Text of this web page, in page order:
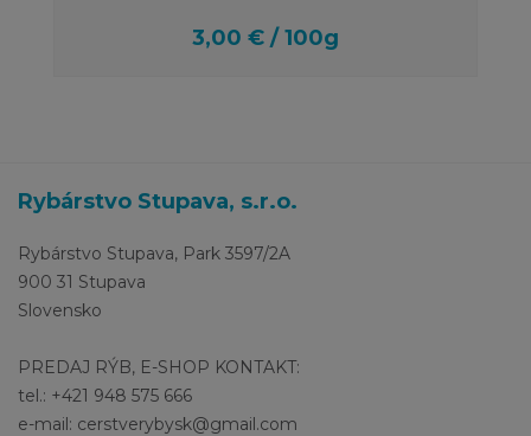
3,00 € / 100g
Rybárstvo Stupava, s.r.o.
Rybárstvo Stupava, Park 3597/2A
900 31 Stupava
Slovensko
PREDAJ RÝB, E-SHOP KONTAKT:
tel.: +421 948 575 666
e-mail: cerstverybysk@gmail.com